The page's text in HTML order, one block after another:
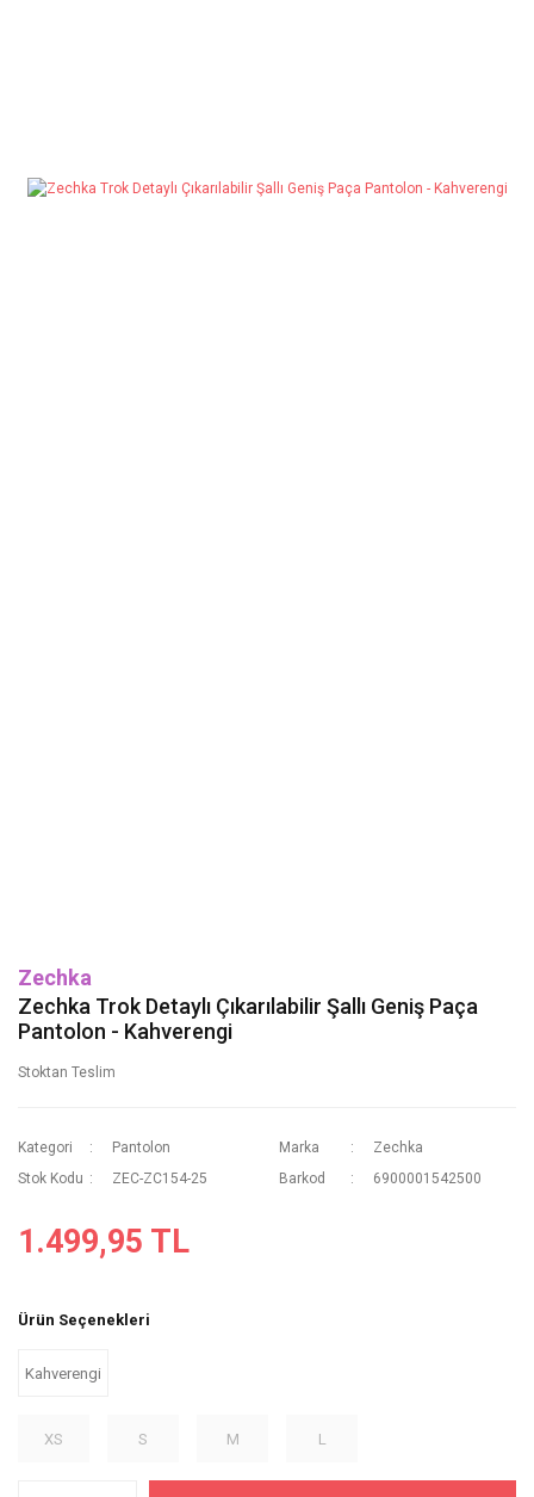
Zechka
Zechka Trok Detaylı Çıkarılabilir Şallı Geniş Paça
Pantolon - Kahverengi
Stoktan Teslim
Kategori Pantolon Marka
Zechka
Stok Kodu
ZEC-ZC154-25 Barkod 6900001542500
1.499,95 TL
Ürün Seçenekleri
Kahverengi
XS S M L